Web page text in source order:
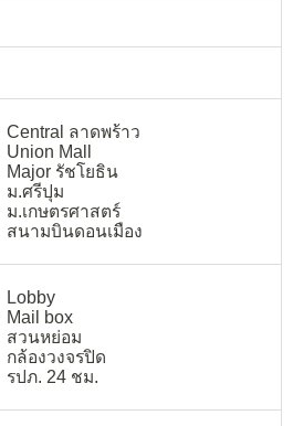
Central ลาดพร้าว
Union Mall
Major รัชโยธิน
ม.ศรีปุม
ม.เกษตรศาสตร์
สนามบินดอนเมือง
Lobby
Mail box
สวนหย่อม
กล้องวงจรปิด
รปภ. 24 ชม.